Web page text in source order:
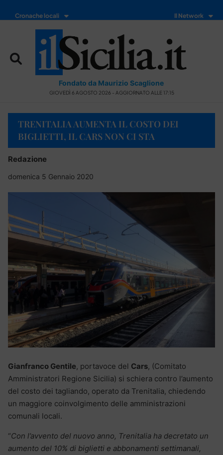
Cronache locali Il Network
Fondato da Maurizio Scaglione
GIOVEDÌ 6 AGOSTO 2026 - AGGIORNATO ALLE 17:15
TRENITALIA AUMENTA IL COSTO DEI
BIGLIETTI, IL CARS NON CI STA
Redazione
domenica 5 Gennaio 2020
Gianfranco Gentile, portavoce del Cars, (Comitato
Amministratori Regione Sicilia) si schiera contro l’aumento
del costo dei tagliando, operato da Trenitalia, chiedendo
un maggiore coinvolgimento delle amministrazioni
comunali locali.
“Con l’avvento del nuovo anno, Trenitalia ha decretato un
aumento del 10% di biglietti e abbonamenti settimanali,